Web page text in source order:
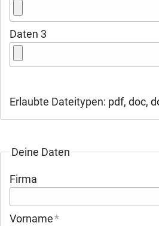
Daten 3
Erlaubte Dateitypen: pdf, doc,
Deine Daten
Firma
Vorname